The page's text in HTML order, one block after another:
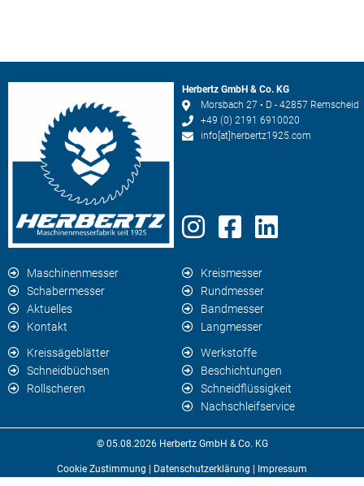
Herbertz GmbH & Co. KG
Morsbach 27 • D - 42857 Remscheid
+49 (0) 2191 6910020
info[at]herbertz1925.com
Maschinenmesser
Schabermesser
Aktuelles
Kontakt
Kreismesser
Rundmesser
Bandmesser
Langmesser
Kreissägeblätter
Schneidbüchsen
Rollscheren
Werkstoffe
Beschichtungen
Schneidflüssigkeit
Nachschleifservice
© 05.08.2026 Herbertz GmbH & Co. KG
Cookie Zustimmung | Datenschutzerklärung | Impressum